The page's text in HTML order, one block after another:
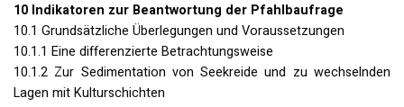
10 Indikatoren zur Beantwortung der Pfahlbaufrage
10.1 Grundsätzliche Überlegungen und Voraussetzungen
10.1.1 Eine differenzierte Betrachtungsweise
10.1.2 Zur Sedimentation von Seekreide und zu wechselnden
Lagen mit Kulturschichten